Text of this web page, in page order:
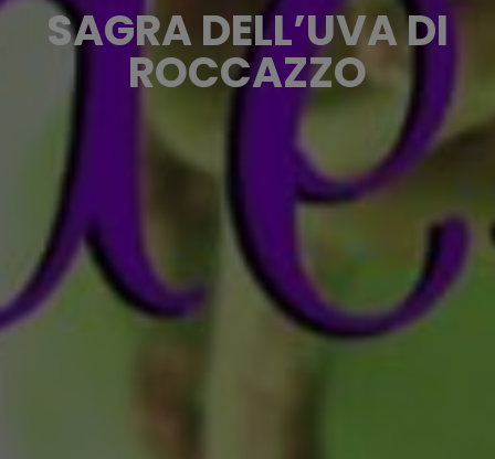
SAGRA DELL’UVA DI
ROCCAZZO